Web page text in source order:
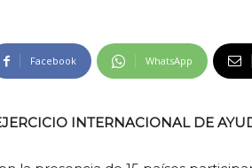
Facebook WhatsApp
INTERNACIONAL DE